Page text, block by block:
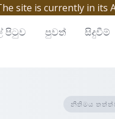
site is currently in its
පිටුව පුවත් සිදුවීම්
නීතිමය